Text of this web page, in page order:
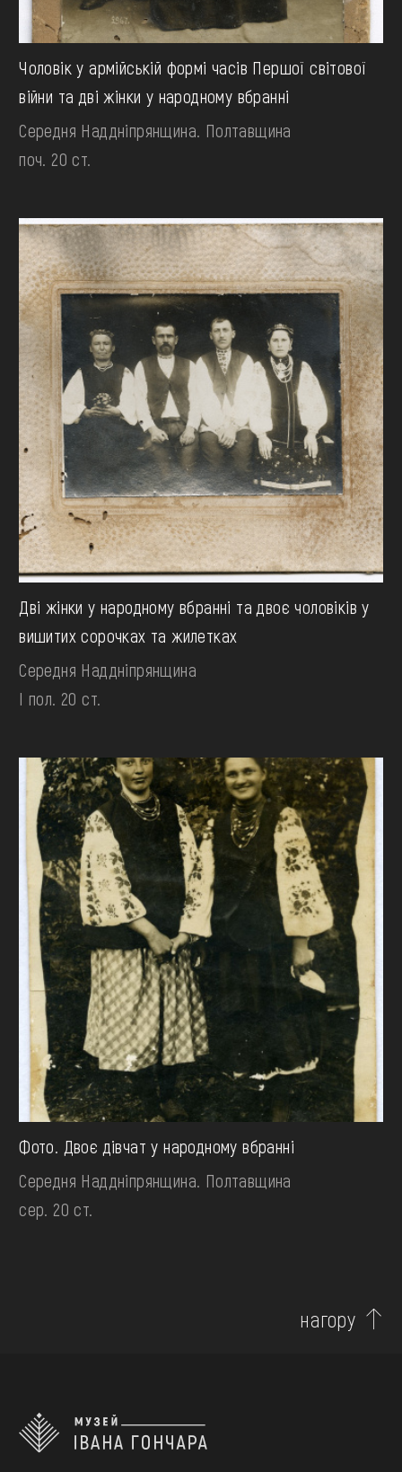
Чоловік у армійській формі часів Першої світової
війни та дві жінки у народному вбранні
Середня Наддніпрянщина. Полтавщина
поч. 20 ст.
Дві жінки у народному вбранні та двоє чоловіків у
вишитих сорочках та жилетках
Середня Наддніпрянщина
І пол. 20 ст.
Фото. Двоє дівчат у народному вбранні
Середня Наддніпрянщина. Полтавщина
сер. 20 ст.
нагору